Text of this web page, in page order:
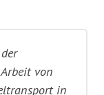
von
in